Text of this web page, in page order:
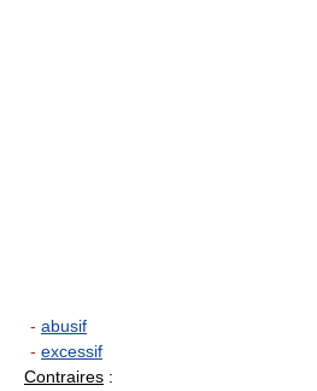
- abusif
- excessif
Contraires :